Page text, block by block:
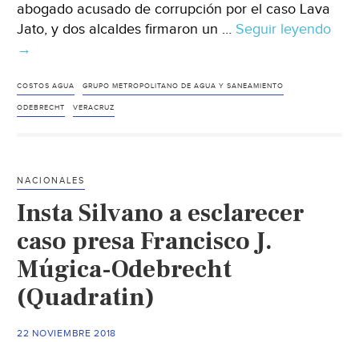
abogado acusado de corrupción por el caso Lava
Jato, y dos alcaldes firmaron un … Seguir leyendo
→
COSTOS AGUA GRUPO METROPOLITANO DE AGUA Y SANEAMIENTO
ODEBRECHT VERACRUZ
NACIONALES
Insta Silvano a esclarecer
caso presa Francisco J.
Múgica-Odebrecht
(Quadratin)
22 NOVIEMBRE 2018